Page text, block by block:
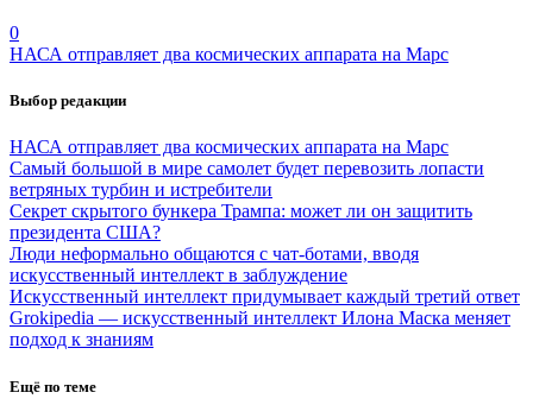
0
НАСА отправляет два космических аппарата на Марс
Выбор редакции
НАСА отправляет два космических аппарата на Марс
Самый большой в мире самолет будет перевозить лопасти
ветряных турбин и истребители
Секрет скрытого бункера Трампа: может ли он защитить
президента США?
Люди неформально общаются с чат-ботами, вводя
искусственный интеллект в заблуждение
Искусственный интеллект придумывает каждый третий ответ
Grokipedia — искусственный интеллект Илона Маска меняет
подход к знаниям
Ещё по теме